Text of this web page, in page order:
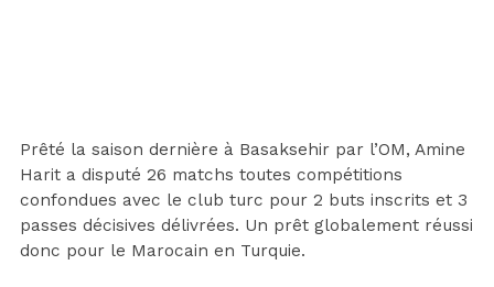
Prêté la saison dernière à Basaksehir par l’OM, Amine
Harit a disputé 26 matchs toutes compétitions
confondues avec le club turc pour 2 buts inscrits et 3
passes décisives délivrées. Un prêt globalement réussi
donc pour le Marocain en Turquie.